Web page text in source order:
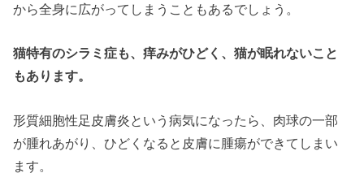
から全身に広がってしまうこともあるでしょう。
猫特有のシラミ症も、痒みがひどく、猫が眠れないこと
もあります。
形質細胞性足皮膚炎という病気になったら、肉球の一部
が腫れあがり、ひどくなると皮膚に腫瘍ができてしまい
ます。